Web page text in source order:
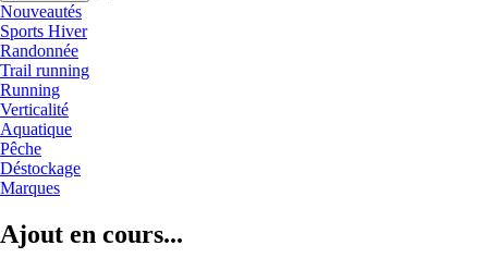
Nouveautés
Sports Hiver
Randonnée
Trail running
Running
Verticalité
Aquatique
Pêche
Déstockage
Marques
Ajout en cours...